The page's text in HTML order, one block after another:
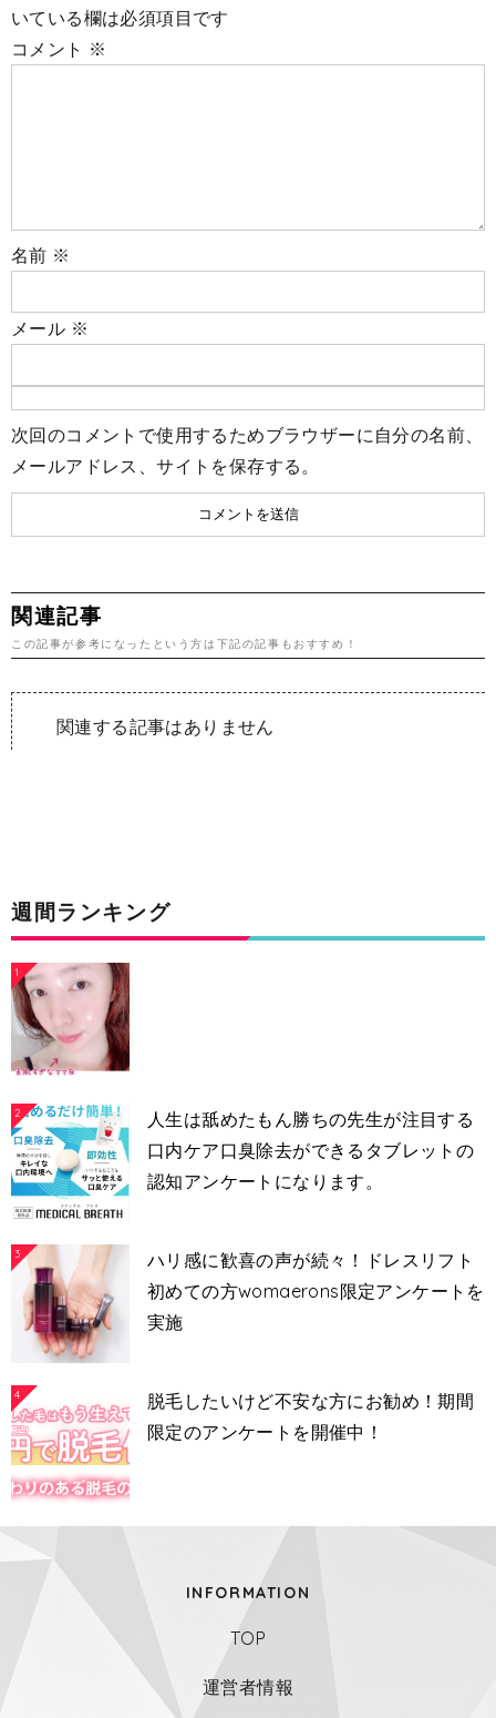
いている欄は必須項目です
コメント ※
名前 ※
メール ※
次回のコメントで使用するためブラウザーに自分の名前、
メールアドレス、サイトを保存する。
関連記事
この記事が参考になったという方は下記の記事もおすすめ！
関連する記事はありません
週間ランキング
1
2
人生は舐めたもん勝ちの先生が注目する
口内ケア口臭除去ができるタブレットの
認知アンケートになります。
3
ハリ感に歓喜の声が続々！ドレスリフト
初めての方womaerons限定アンケートを
実施
4
脱毛したいけど不安な方にお勧め！期間
限定のアンケートを開催中！
INFORMATION
TOP
運営者情報